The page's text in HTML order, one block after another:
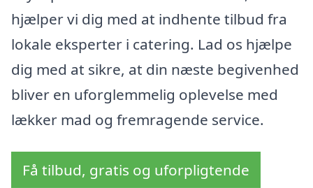
hjælper vi dig med at indhente tilbud fra
lokale eksperter i catering. Lad os hjælpe
dig med at sikre, at din næste begivenhed
bliver en uforglemmelig oplevelse med
lækker mad og fremragende service.
Få tilbud, gratis og uforpligtende